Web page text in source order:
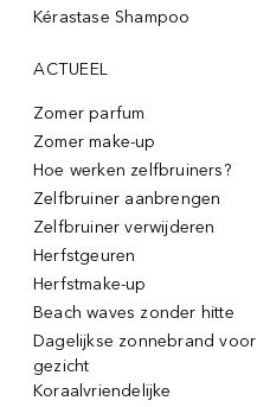
Kérastase Shampoo
ACTUEEL
Zomer parfum
Zomer make-up
Hoe werken zelfbruiners?
Zelfbruiner aanbrengen
Zelfbruiner verwijderen
Herfstgeuren
Herfstmake-up
Beach waves zonder hitte
Dagelijkse zonnebrand voor
gezicht
Koraalvriendelijke